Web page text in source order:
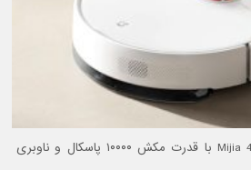
جاروبرقی رباتیک شیائومی Mijia 4 با قدرت مکش ۱۰۰۰۰ پاسکال و ناوبری